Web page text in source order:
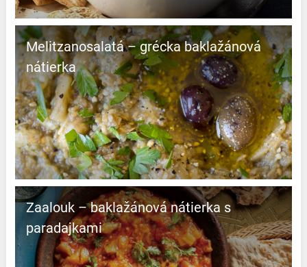
Melitzanosalatá – grécka baklažánová
nátierka
Zaalouk – baklažánová nátierka s
paradajkami